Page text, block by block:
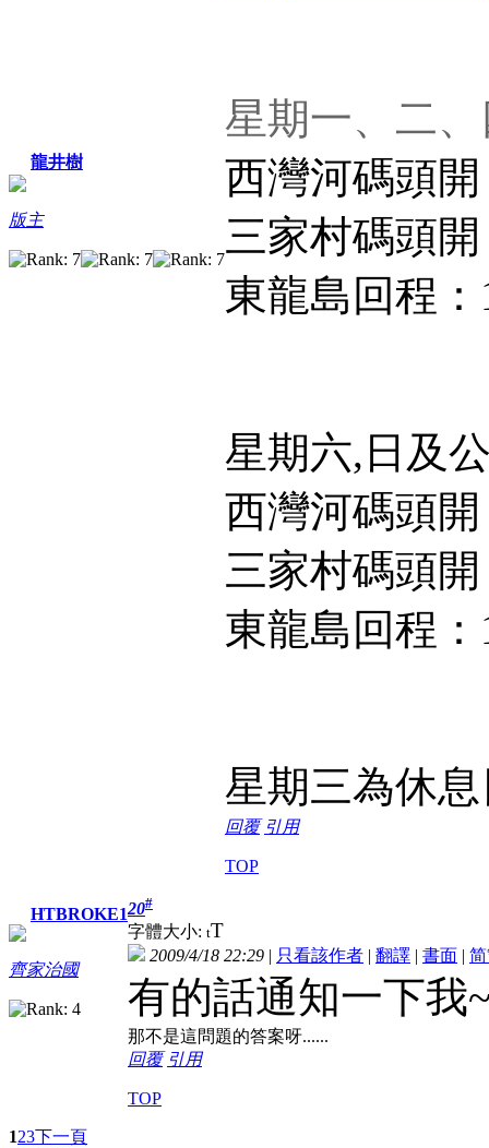
龍井樹
版主
星期一、二
西灣河碼頭開
三家村碼頭
東龍島回程：
星期六,日及
西灣河碼頭開
三家村碼頭
東龍島回程：
星期三為休
回覆 引用
TOP
HTBROKE1
齊家治國
20#
字體大小: tT
2009/4/18 22:29 | 只看該作者 | 翻譯 | 書面 | 简
有的話通知一下我
那不是這問題的答案呀......
回覆 引用
TOP
123下一頁